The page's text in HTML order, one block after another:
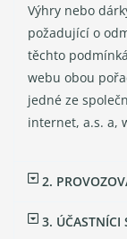
Výhry nebo
požadující o
těchto
webu obou
jedné ze
internet, a.s. a,
2.
3. ÚČASTNÍCI